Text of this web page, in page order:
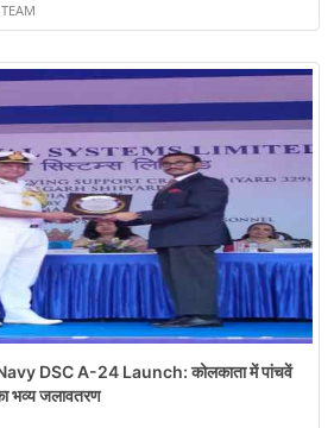
DSC A-24 Launch: कोलकाता में पांचवें
जलावतरण